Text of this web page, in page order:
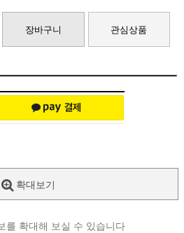
장바구니 관심상품
확대보기
를 확대해 보실 수 있습니다